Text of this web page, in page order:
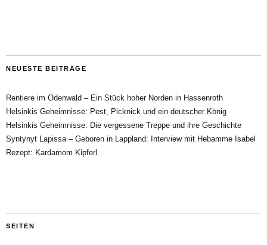
NEUESTE BEITRÄGE
Rentiere im Odenwald – Ein Stück hoher Norden in Hassenroth
Helsinkis Geheimnisse: Pest, Picknick und ein deutscher König
Helsinkis Geheimnisse: Die vergessene Treppe und ihre Geschichte
Syntynyt Lapissa – Geboren in Lappland: Interview mit Hebamme Isabel
Rezept: Kardamom Kipferl
SEITEN